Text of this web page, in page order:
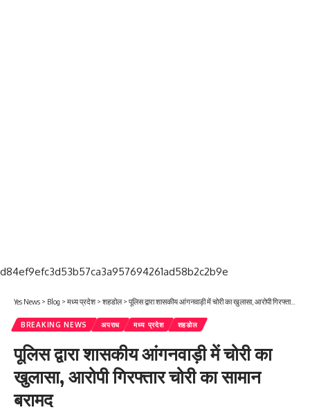
d84ef9efc3d53b57ca3a957694261ad58b2c2b9e
Yes News > Blog > मध्य प्रदेश> शहडोल> पूलिस द्वारा शासकीय आंगनवाड़ी में चोरी का खुलासा, आरोपी गिरफ्तार चोरी का सामान बरामद
BREAKING NEWS अपराध मध्य प्रदेश शहडोल
पूलिस द्वारा शासकीय आंगनवाड़ी में चोरी का
खुलासा, आरोपी गिरफ्तार चोरी का सामान
बरामद